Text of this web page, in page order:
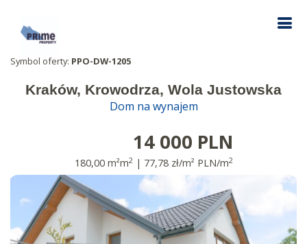
Symbol oferty: PPO-DW-1205
Kraków, Krowodrza, Wola Justowska
Dom na wynajem
14 000 PLN
180,00 m²m2| 77,78 zł/m² PLN/m2